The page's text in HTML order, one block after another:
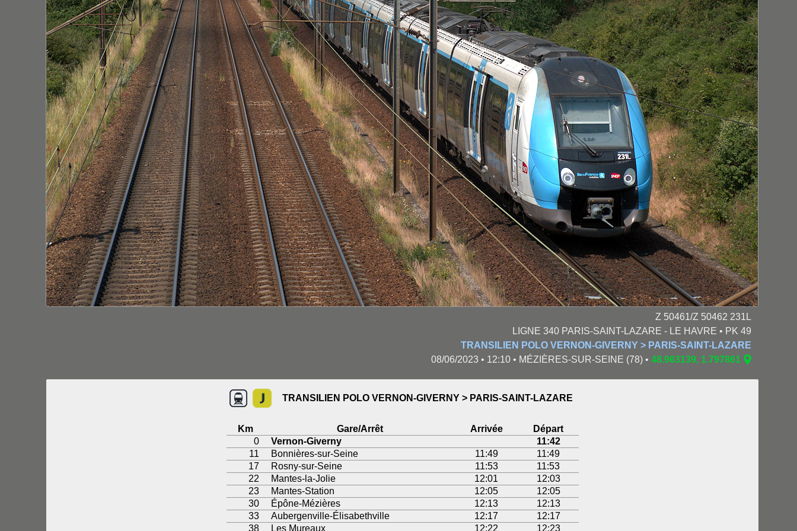
Z 50461/Z 50462 231L
LIGNE 340 PARIS-SAINT-LAZARE - LE HAVRE • PK 49
TRANSILIEN POLO VERNON-GIVERNY > PARIS-SAINT-LAZARE
08/06/2023 • 12:10 • MÉZIÈRES-SUR-SEINE (78) • 48.963139, 1.797861
TRANSILIEN POLO VERNON-GIVERNY > PARIS-SAINT-LAZARE
Km Gare/Arrêt Arrivée
Départ
0
Vernon-Giverny
11:42
11
Bonnières-sur-Seine 11:49
11:49
17
Rosny-sur-Seine 11:53
11:53
22
Mantes-la-Jolie 12:01
12:03
23
Mantes-Station 12:05
12:05
30
Épône-Mézières 12:13
12:13
33
Aubergenville-Élisabethville 12:17
12:17
38
Les Mureaux 12:22 12:23